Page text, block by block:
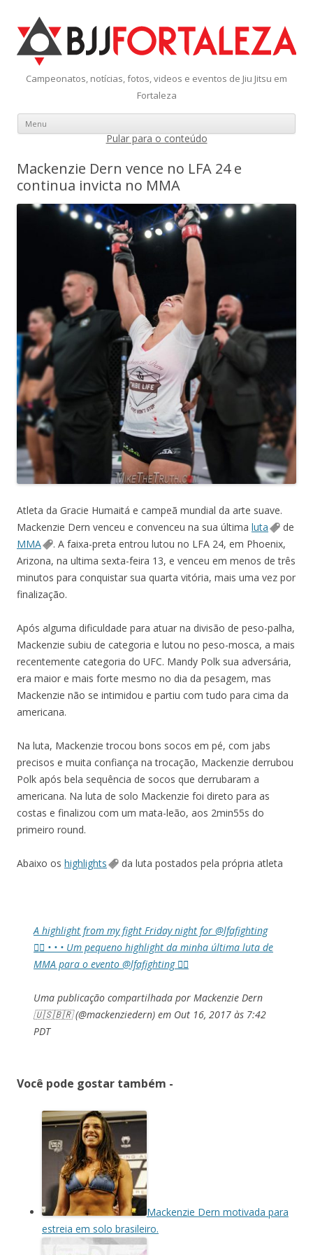
Campeonatos, notícias, fotos, videos e eventos de Jiu Jitsu em
Fortaleza
Menu
Pular para o conteúdo
Mackenzie Dern vence no LFA 24 e
continua invicta no MMA
Atleta da Gracie Humaitá e campeã mundial da arte suave.
Mackenzie Dern venceu e convenceu na sua última luta
de
MMA
. A faixa-preta entrou lutou no LFA 24, em Phoenix,
Arizona, na ultima sexta-feira 13, e venceu em menos de três
minutos para conquistar sua quarta vitória, mais uma vez por
finalização.
Após alguma dificuldade para atuar na divisão de peso-palha,
Mackenzie subiu de categoria e lutou no peso-mosca, a mais
recentemente categoria do UFC. Mandy Polk sua adversária,
era maior e mais forte mesmo no dia da pesagem, mas
Mackenzie não se intimidou e partiu com tudo para cima da
americana.
Na luta, Mackenzie trocou bons socos em pé, com jabs
precisos e muita confiança na trocação, Mackenzie derrubou
Polk após bela sequência de socos que derrubaram a
americana. Na luta de solo Mackenzie foi direto para as
costas e finalizou com um mata-leão, aos 2min55s do
primeiro round.
Abaixo os highlights da luta postados pela própria atleta
A highlight from my fight Friday night for @lfafighting
👌🏼 • • • Um pequeno highlight da minha última luta de
MMA para o evento @lfafighting 👌🏼
Uma publicação compartilhada por Mackenzie Dern
🇺🇸🇧🇷 (@mackenziedern) em Out 16, 2017 às 7:42
PDT
Você pode gostar também -
Mackenzie Dern motivada para
estreia em solo brasileiro.